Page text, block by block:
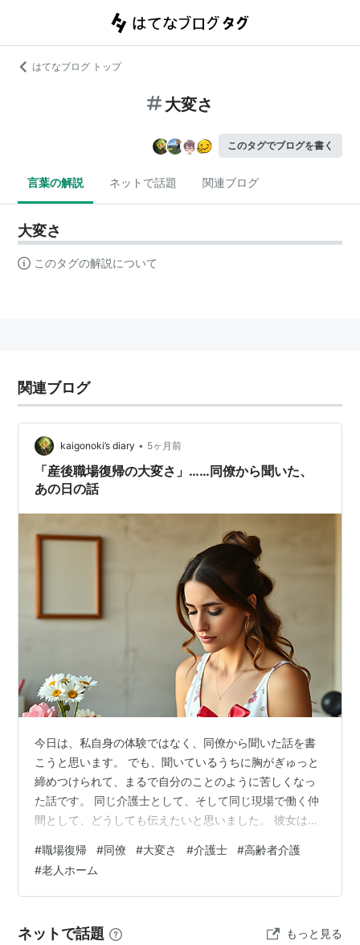
はてなブログ トップ
大変さ
このタグでブログを書く
言葉の解説 ネットで話題 関連ブログ
大変さ
このタグの解説について
関連ブログ
kaigonoki’s diary • 5ヶ月前
「産後職場復帰の大変さ」……同僚から聞いた、
あの日の話
今日は、私自身の体験ではなく、同僚から聞いた話を書
こうと思います。 でも、聞いているうちに胸がぎゅっと
締めつけられて、まるで自分のことのように苦しくなっ
た話です。 同じ介護士として、そして同じ現場で働く仲
間として、どうしても伝えたいと思いました。 彼女は、
った彼女は、少し痩せていて、でも優しい笑顔はそのま
まで。「ただいま」と言った声は、どこか照れくさそう
でした。 私はそのとき、正直に言うと、 「復帰できてよ
ました。 でも、本当は“よかった”なんて、そんな簡単な
#職場復帰 #同僚 #大変さ #介護士 #高齢者介護
#老人ホーム
ネットで話題 もっと見る